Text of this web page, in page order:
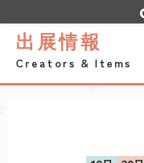
出展情報
Creators & Items